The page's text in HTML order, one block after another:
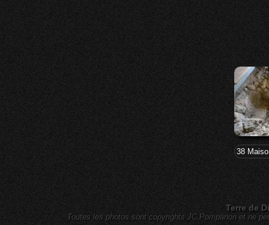
38
Terre de
Toutes les photos sont copyrights JC Pompanon et ne